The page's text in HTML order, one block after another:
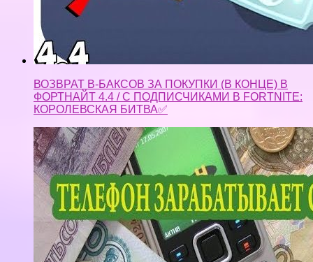
ВОЗВРАТ В-БАКСОВ ЗА ПОКУПКИ (В КОНЦЕ) В
ФОРТНАЙТ 4.4 / С ПОДПИСЧИКАМИ В FORTNITE:
КОРОЛЕВСКАЯ БИТВА✅